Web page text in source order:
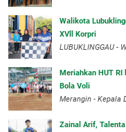
Walikota
XVll Korpri
LUBUKLINGGAU -
Meriahkan HUT RI
Bola Voli
Merangin - Kepala
Zainal Arif,